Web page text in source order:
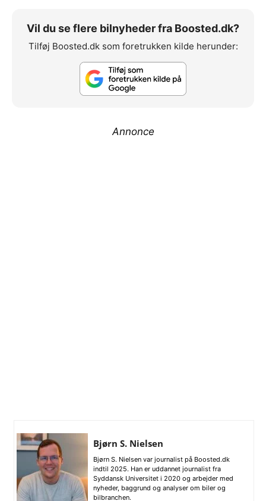
Vil du se flere bilnyheder fra Boosted.dk?
Tilføj Boosted.dk som foretrukken kilde herunder:
Annonce
Bjørn S. Nielsen
Bjørn S. Nielsen var journalist på Boosted.dk
indtil 2025. Han er uddannet journalist fra
Syddansk Universitet i 2020 og arbejder med
nyheder, baggrund og analyser om biler og
bilbranchen.